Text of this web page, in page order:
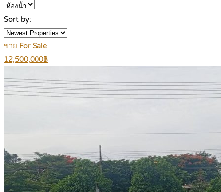
Sort by:
ขาย For Sale
12,500,000฿